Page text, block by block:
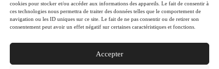
cookies pour stocker et/ou accéder aux informations des appareils. Le fait de consentir à
ces technologies nous permettra de traiter des données telles que le comportement de
navigation ou les ID uniques sur ce site. Le fait de ne pas consentir ou de retirer son
consentement peut avoir un effet négatif sur certaines caractéristiques et fonctions.
Accepter
dépannage pas à pas
S&OP en pratique : KPI et erreurs courantes — le guide